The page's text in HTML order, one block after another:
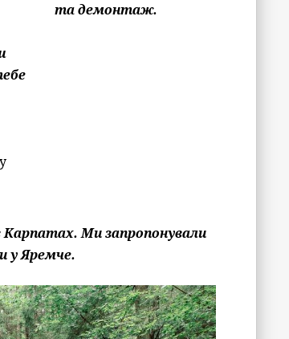
та демонтаж.
Карпатах. Ми запропонували
у Яремче.